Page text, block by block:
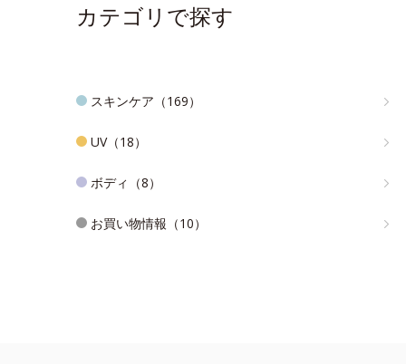
カテゴリで探す
スキンケア（169）
UV（18）
ボディ（8）
お買い物情報（10）